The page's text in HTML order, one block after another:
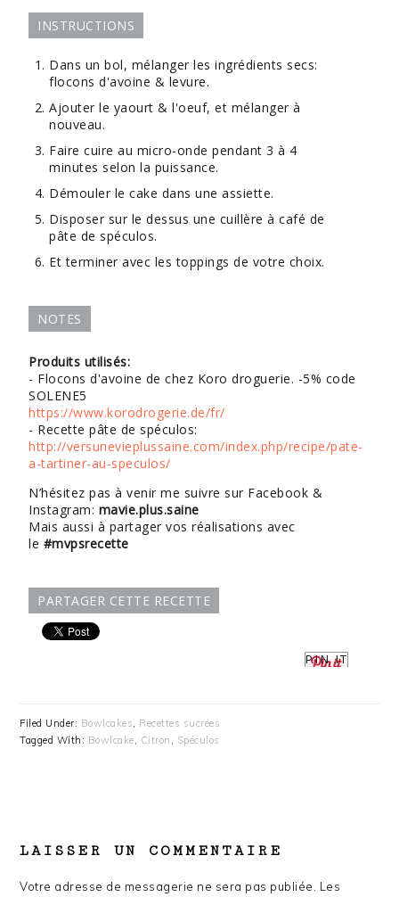
INSTRUCTIONS
Dans un bol, mélanger les ingrédients secs:
flocons d'avoine & levure.
Ajouter le yaourt & l'oeuf, et mélanger à
nouveau.
Faire cuire au micro-onde pendant 3 à 4
minutes selon la puissance.
Démouler le cake dans une assiette.
Disposer sur le dessus une cuillère à café de
pâte de spéculos.
Et terminer avec les toppings de votre choix.
NOTES
Produits utilisés:
- Flocons d'avoine de chez Koro droguerie. -5% code
SOLENE5
https://www.korodrogerie.de/fr/
- Recette pâte de spéculos:
http://versunevieplussaine.com/index.php/recipe/pate-
a-tartiner-au-speculos/
N’hésitez pas à venir me suivre sur Facebook &
Instagram: mavie.plus.saine
Mais aussi à partager vos réalisations avec
le #mvpsrecette
PARTAGER CETTE RECETTE
PIN IT
Filed Under: Bowlcakes, Recettes sucrées
Tagged With: Bowlcake, Citron , Spéculos
INTERACTIONS
LAISSER UN COMMENTAIRE
Votre adresse de messagerie ne sera pas publiée. Les